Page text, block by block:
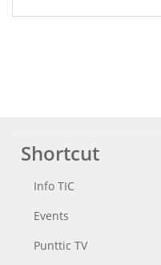
Shortcut
Info TIC
Events
Punttic TV